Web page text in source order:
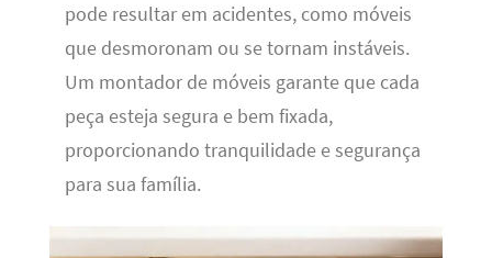
pode resultar em acidentes, como móveis
que desmoronam ou se tornam instáveis.
Um montador de móveis garante que cada
peça esteja segura e bem fixada,
proporcionando tranquilidade e segurança
para sua família.